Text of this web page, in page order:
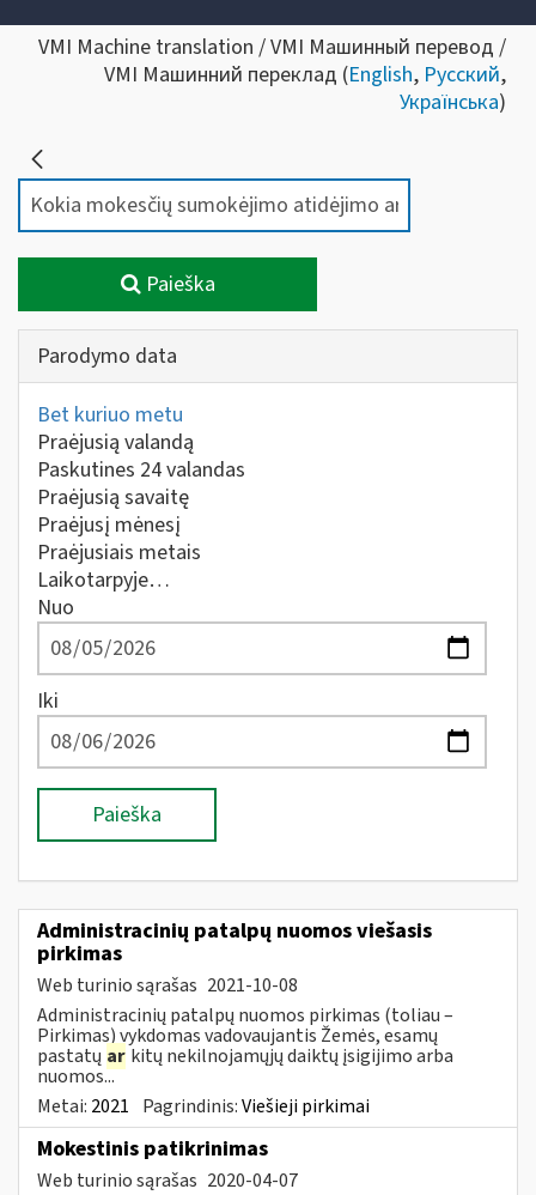
VMI Machine translation / VMI Машинный перевод /
VMI Машинний переклад (English, Русский,
Українська)
Paieška
Parodymo data
Bet kuriuo metu
Praėjusią valandą
Paskutines 24 valandas
Praėjusią savaitę
Praėjusį mėnesį
Praėjusiais metais
Laikotarpyje…
Nuo
Iki
Paieška
Administracinių patalpų nuomos viešasis
pirkimas
Web turinio sąrašas 2021-10-08
Administracinių patalpų nuomos pirkimas (toliau –
Pirkimas) vykdomas vadovaujantis Žemės, esamų
pastatų ar kitų nekilnojamųjų daiktų įsigijimo arba
nuomos...
Metai: 2021 Pagrindinis:Viešieji pirkimai
Mokestinis patikrinimas
Web turinio sąrašas 2020-04-07